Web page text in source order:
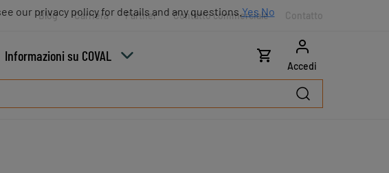
Blog Carriera Partner Contatto commerciale Contatto
Informazioni su COVAL
Accedi
our privacy policy for details and any questions. Yes No